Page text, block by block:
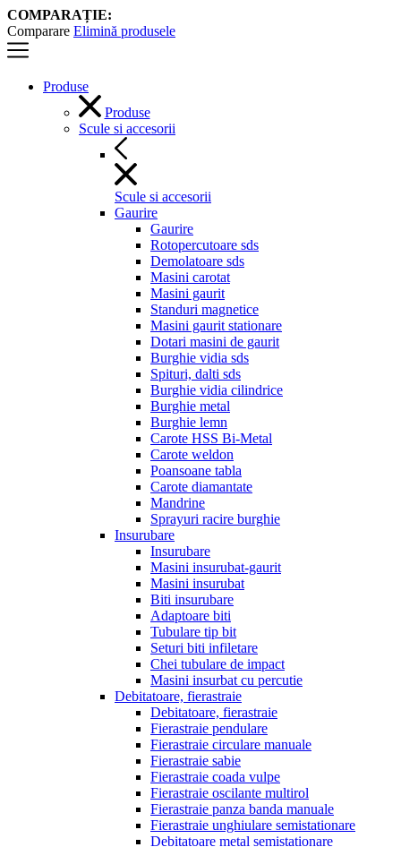
COMPARAȚIE:
Comparare Elimină produsele
Produse
Produse
Scule si accesorii
Scule si accesorii
Gaurire
Gaurire
Rotopercutoare sds
Demolatoare sds
Masini carotat
Masini gaurit
Standuri magnetice
Masini gaurit stationare
Dotari masini de gaurit
Burghie vidia sds
Spituri, dalti sds
Burghie vidia cilindrice
Burghie metal
Burghie lemn
Carote HSS Bi-Metal
Carote weldon
Poansoane tabla
Carote diamantate
Mandrine
Sprayuri racire burghie
Insurubare
Insurubare
Masini insurubat-gaurit
Masini insurubat
Biti insurubare
Adaptoare biti
Tubulare tip bit
Seturi biti infiletare
Chei tubulare de impact
Masini insurbat cu percutie
Debitatoare, fierastraie
Debitatoare, fierastraie
Fierastraie pendulare
Fierastraie circulare manuale
Fierastraie sabie
Fierastraie coada vulpe
Fierastraie oscilante multirol
Fierastraie panza banda manuale
Fierastraie unghiulare semistationare
Debitatoare metal semistationare